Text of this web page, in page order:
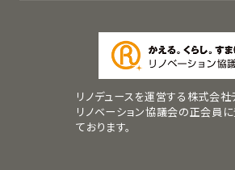
リノデュースを運営する株式会社
リノベーション協議会の正会員
ております。